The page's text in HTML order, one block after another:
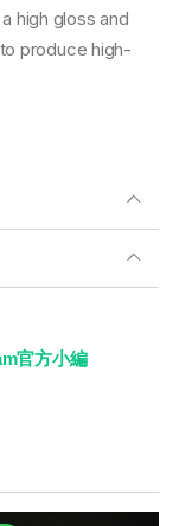
high gloss and
produce high-
官方小編